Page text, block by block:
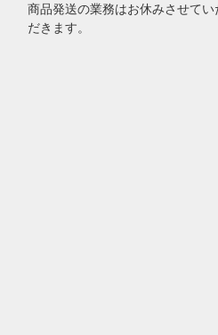
商品発送の業務はお休みさせてい
だきます。